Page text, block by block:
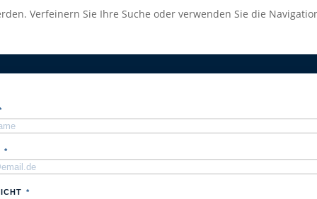
Verfeinern Sie Ihre Suche oder verwenden Sie die
*
*